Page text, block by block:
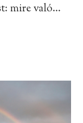
mire való…